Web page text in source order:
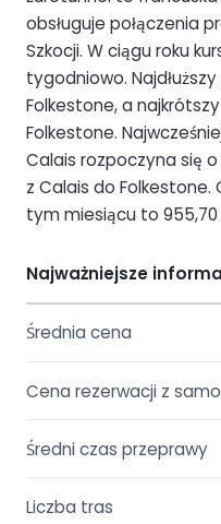
obsługuje połączenia
Szkocji. W ciągu roku
tygodniowo.
Folkestone, a
Folkestone.
Calais rozpoczyna się
z Calais do Folkestone.
tym miesiącu to 955,70
Najważniejsze
Średnia cena
Cena rezerwacji z
Średni czas przeprawy
Liczba tras